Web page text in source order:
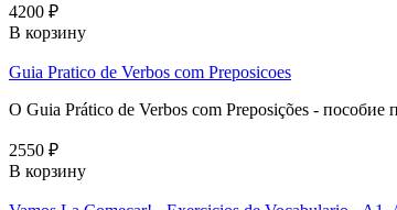
4200 ₽
В корзину
Guia Pratico de Verbos com Preposicoes
O Guia Prático de Verbos com Preposições -
2550 ₽
В корзину